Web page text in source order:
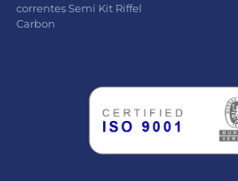
correntes Semi Kit Riffel
Carbon